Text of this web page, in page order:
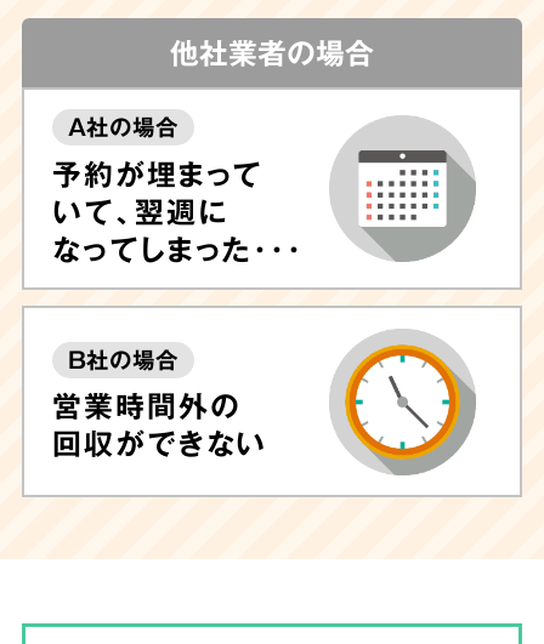
他社業者の場合
A社の場合
予約が埋まって
いて、翌週に
なってしまった･･･
B社の場合
営業時間外の
回収ができない